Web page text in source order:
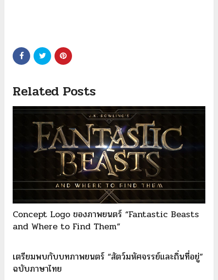
Related Posts
Concept Logo ของภาพยนตร์ “Fantastic Beasts
and Where to Find Them”
เตรียมพบกับบทภาพยนตร์ “สัตว์มหัศจรรย์และถิ่นที่อยู่”
ฉบับภาษาไทย